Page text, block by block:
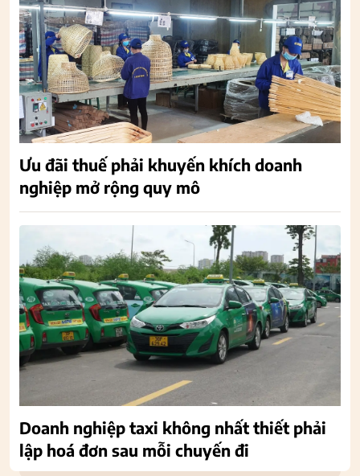
Ưu đãi thuế phải khuyến khích doanh
nghiệp mở rộng quy mô
Doanh nghiệp taxi không nhất thiết phải
lập hoá đơn sau mỗi chuyến đi